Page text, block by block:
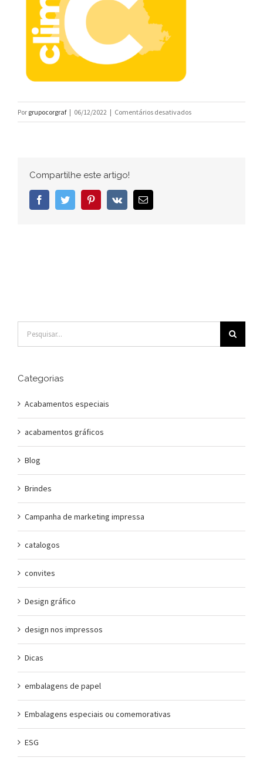
Por grupocorgraf | 06/12/2022 | Comentários desativadosem
selo_clima_2022
Compartilhe este artigo!
FacebookTwitter PinterestVk
E-
mail
resultados
Categorias
Acabamentos especiais
acabamentos gráficos
Blog
Brindes
Campanha de marketing impressa
catalogos
convites
Design gráfico
design nos impressos
Dicas
embalagens de papel
Embalagens especiais ou comemorativas
ESG